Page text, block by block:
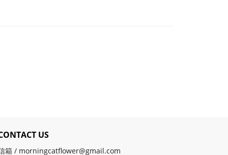
US
箱 / morningcatflower@gmail.com